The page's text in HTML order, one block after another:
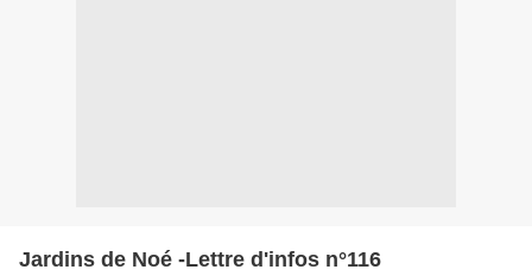
Jardins de Noé -Lettre d'infos n°116